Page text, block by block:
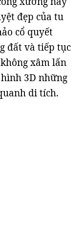
đẹp của tu
cổ quyết
đất và tiếp tục
xâm lấn
3D những
di tích.